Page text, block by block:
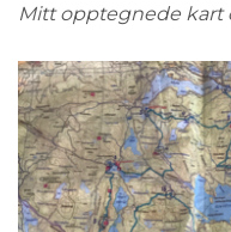
Mitt opptegnede kart